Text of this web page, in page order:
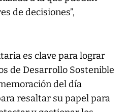
de decisiones”,
es clave para lograr
de Desarrollo Sostenible
del día
resaltar su papel para